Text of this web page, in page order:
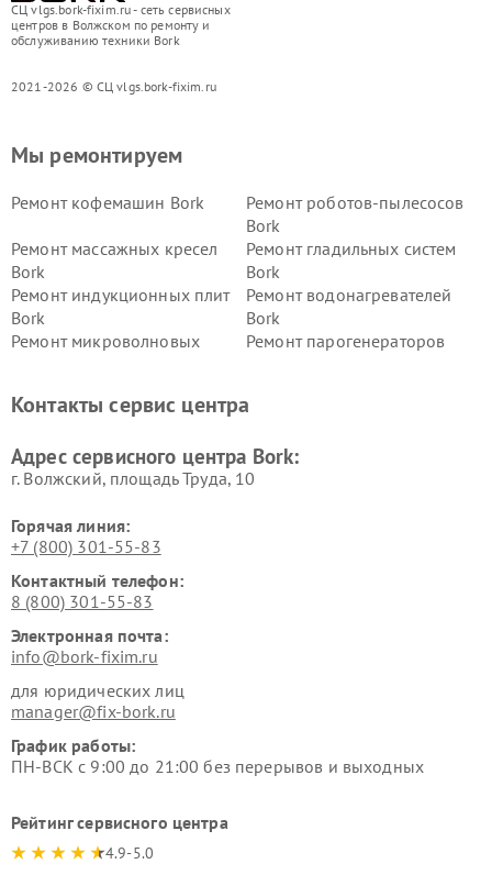
СЦ vlgs.bork-fixim.ru - сеть сервисных
центров в Волжском по ремонту и
обслуживанию техники Bork
2021-2026 © СЦ vlgs.bork-fixim.ru
Мы ремонтируем
Ремонт кофемашин Bork
Ремонт роботов-пылесосов
Bork
Ремонт массажных кресел
Bork
Ремонт гладильных систем
Bork
Ремонт индукционных плит
Bork
Ремонт водонагревателей
Bork
Ремонт микроволновых
Ремонт парогенераторов
воздуха Bork
Bork
Bork
Контакты сервис центра
Адрес сервисного центра Bork:
г. Волжский, площадь Труда, 10
Горячая линия:
+7 (800) 301-55-83
Контактный телефон:
8 (800) 301-55-83
Электронная почта:
info@bork-fixim.ru
для юридических лиц
manager@fix-bork.ru
График работы:
ПН-ВСК с 9:00 до 21:00 без перерывов и выходных
Рейтинг сервисного центра
4.9-5.0